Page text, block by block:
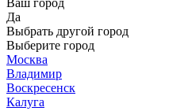
Ваш город
Да
Выбрать другой город
Выберите город
Москва
Владимир
Воскресенск
Калуга